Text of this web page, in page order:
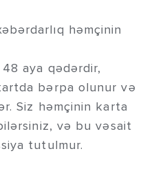
həmçinin
aya qədərdir,
bərpa olunur və
Siz həmçinin karta
və bu vəsait
tutulmur.